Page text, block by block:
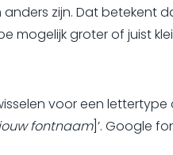
zijn. Dat betekent
mogelijk groter of juist
voor een
fontnaam]’. Google